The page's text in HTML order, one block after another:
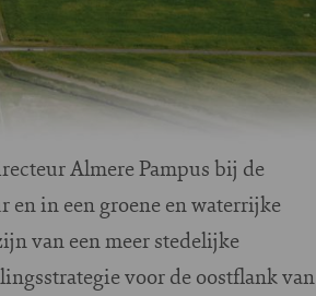
Almere Pampus bij de
en in een groene en waterrijke
van een meer stedelijke
voor de oostflank van